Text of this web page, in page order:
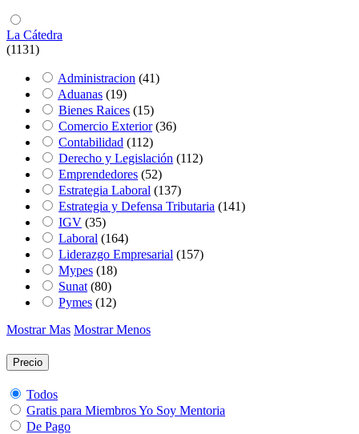
La Cátedra
(1131)
Administracion (41)
Aduanas (19)
Bienes Raices (15)
Comercio Exterior (36)
Contabilidad (112)
Derecho y Legislación (112)
Emprendedores (52)
Estrategia Laboral (137)
Estrategia y Defensa Tributaria (141)
IGV (35)
Laboral (164)
Liderazgo Empresarial (157)
Mypes (18)
Sunat (80)
Pymes (12)
Mostrar Mas Mostrar Menos
Precio
Todos
Gratis para Miembros Yo Soy Mentoria
De Pago